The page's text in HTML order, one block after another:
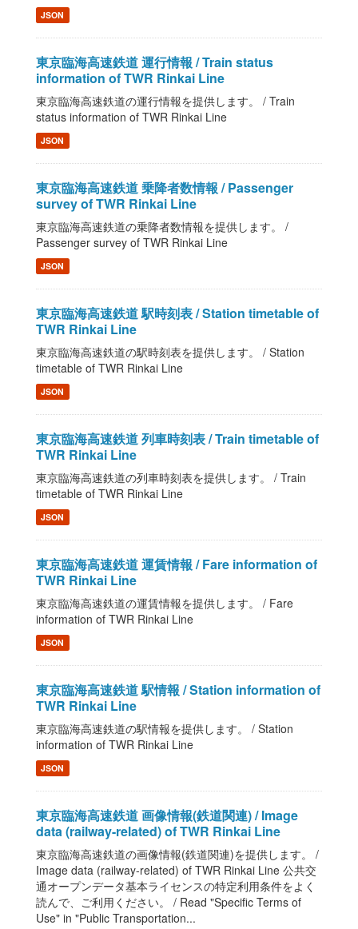
JSON
東京臨海高速鉄道 運行情報 / Train status
information of TWR Rinkai Line
東京臨海高速鉄道の運行情報を提供します。 / Train
status information of TWR Rinkai Line
JSON
東京臨海高速鉄道 乗降者数情報 / Passenger
survey of TWR Rinkai Line
東京臨海高速鉄道の乗降者数情報を提供します。 /
Passenger survey of TWR Rinkai Line
JSON
東京臨海高速鉄道 駅時刻表 / Station timetable of
TWR Rinkai Line
東京臨海高速鉄道の駅時刻表を提供します。 / Station
timetable of TWR Rinkai Line
JSON
東京臨海高速鉄道 列車時刻表 / Train timetable of
TWR Rinkai Line
東京臨海高速鉄道の列車時刻表を提供します。 / Train
timetable of TWR Rinkai Line
JSON
東京臨海高速鉄道 運賃情報 / Fare information of
TWR Rinkai Line
東京臨海高速鉄道の運賃情報を提供します。 / Fare
information of TWR Rinkai Line
JSON
東京臨海高速鉄道 駅情報 / Station information of
TWR Rinkai Line
東京臨海高速鉄道の駅情報を提供します。 / Station
information of TWR Rinkai Line
JSON
東京臨海高速鉄道 画像情報(鉄道関連) / Image
data (railway-related) of TWR Rinkai Line
東京臨海高速鉄道の画像情報(鉄道関連)を提供します。 /
Image data (railway-related) of TWR Rinkai Line 公共交
通オープンデータ基本ライセンスの特定利用条件をよく
読んで、ご利用ください。 / Read "Specific Terms of
Use" in "Public Transportation...